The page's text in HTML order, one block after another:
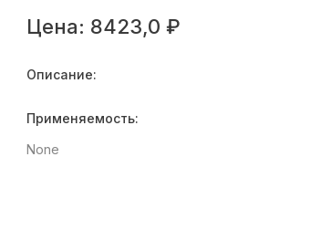
Цена: 8423,0 ₽
Описание:
Применяемость:
None